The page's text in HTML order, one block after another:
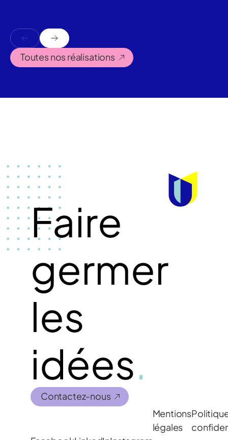
Toutes nos réalisations
Faire
germer
les
idées.
Contactez-nous
Mentions
légales